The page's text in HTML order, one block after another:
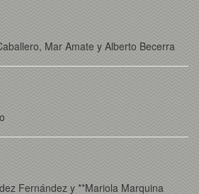
Mar Amate y Alberto Becerra
Fernández y **Mariola Marquina